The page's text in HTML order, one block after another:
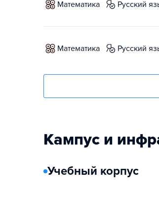
математика русский
математика русский
Кампус и
Учебный корпус